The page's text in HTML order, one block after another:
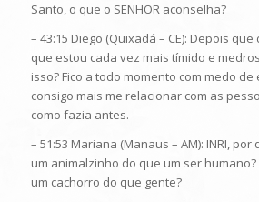
Santo, o que o SENHOR aconselha?
– 43:15 Diego (Quixadá – CE): Depois
que estou cada vez mais tímido e
isso? Fico a todo momento com medo
consigo mais me relacionar com as
como fazia antes.
– 51:53 Mariana (Manaus – AM): INRI,
um animalzinho do que um ser
um cachorro do que gente?